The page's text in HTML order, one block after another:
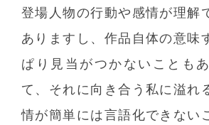
登場人物の行動や感情が理解
ありますし、作品自体の意味
ぱり見当がつかないことも
て、それに向き合う私に溢れ
情が簡単には言語化できない